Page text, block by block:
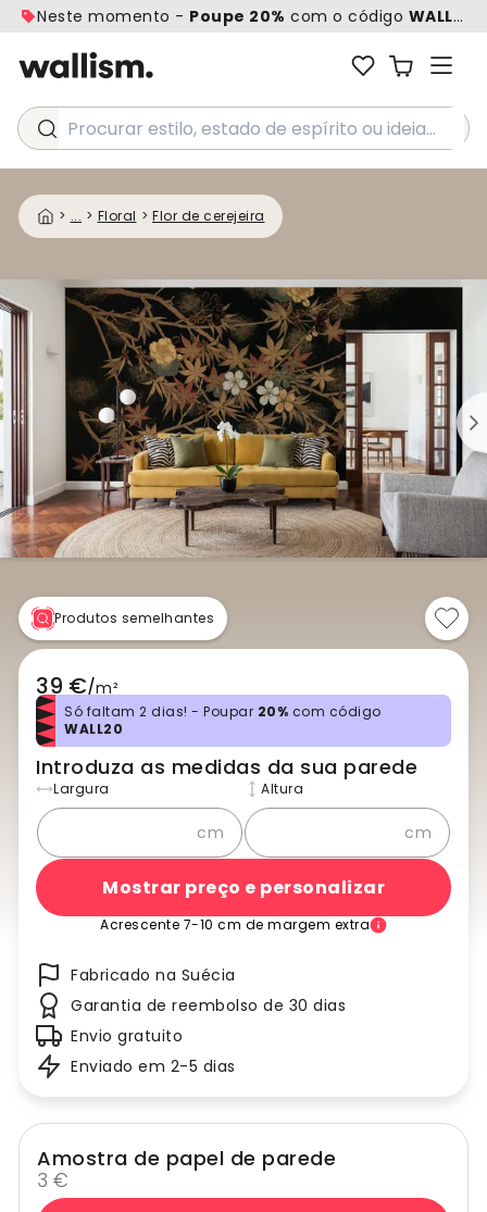
Neste momento - Poupe 20% com o código WALL20
Procurar estilo, estado de espírito ou ideia...
> ... > Floral > Flor de cerejeira
Produtos semelhantes
39 €/m²
Só faltam 2 dias! - Poupar 20% com código
WALL20
Introduza as medidas da sua parede
Largura
cm
Altura
cm
Mostrar preço e personalizar
Acrescente 7-10 cm de margem extra
Fabricado na Suécia
Garantia de reembolso de 30 dias
Envio gratuito
Enviado em 2-5 dias
Amostra de papel de parede
3 €